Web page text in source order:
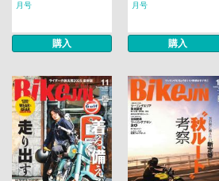
月号
購入
月号
購入